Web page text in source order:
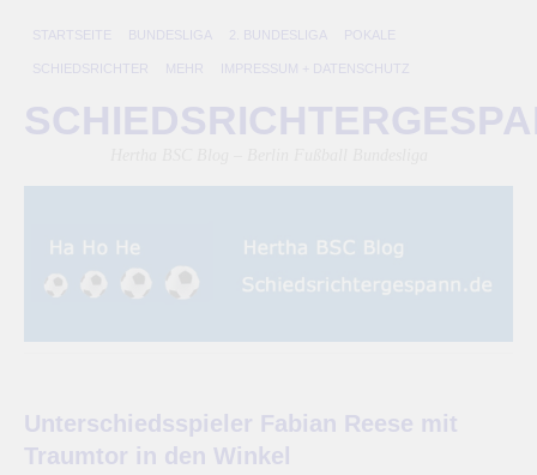
STARTSEITE BUNDESLIGA 2. BUNDESLIGA POKALE
SCHIEDSRICHTER MEHR IMPRESSUM + DATENSCHUTZ
Unterschiedsspieler Fabian Reese mit
Traumtor in den Winkel